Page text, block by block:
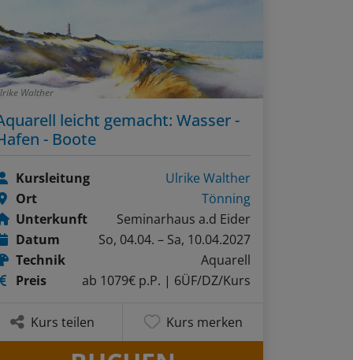
Walther
leicht gemacht: Wasser -
- Boote
Kursleitung
Ulrike Walther
Ort
Tönning
Unterkunft
Seminarhaus a.d Eider
Datum
So, 04.04. – Sa, 10.04.2027
Technik
Aquarell
Preis
ab 1079€ p.P. | 6ÜF/DZ/Kurs
Kurs teilen Kurs merken